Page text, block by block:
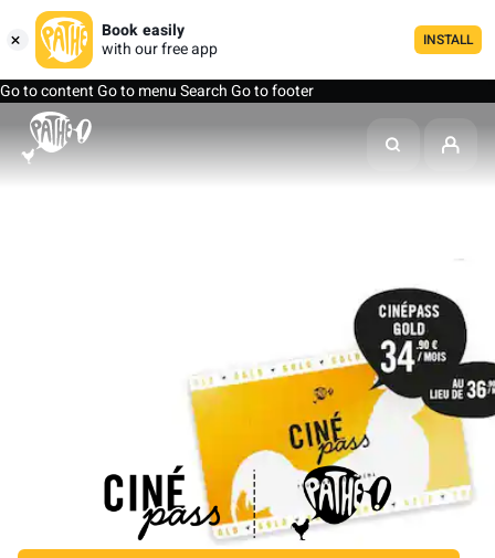
Book easily
with our free app
INSTALL
Go to contentGo to menuSearchGo to footer